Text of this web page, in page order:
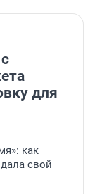
для
как
свой